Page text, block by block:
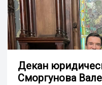
Декан
Сморгунова